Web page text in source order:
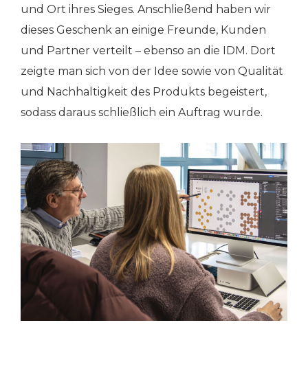
und Ort ihres Sieges. Anschließend haben wir
dieses Geschenk an einige Freunde, Kunden
und Partner verteilt – ebenso an die IDM. Dort
zeigte man sich von der Idee sowie von Qualität
und Nachhaltigkeit des Produkts begeistert,
sodass daraus schließlich ein Auftrag wurde.